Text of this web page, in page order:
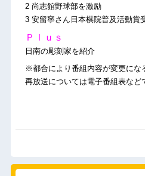
2 尚志館野球部を激励
3 安留寧さん日本棋院普及活動賞
Ｐｌｕｓ
日南の彫刻家を紹介
※都合により番組内容が変更にな
再放送については電子番組表など